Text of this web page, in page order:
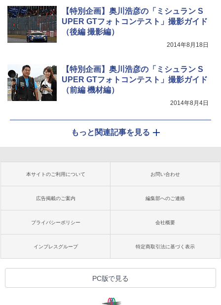
【特別企画】奥川浩彦の「ミシュラン S
UPER GTフォトコンテスト」撮影ガイド
（後編 撮影編）
2014年8月18日
【特別企画】奥川浩彦の「ミシュラン S
UPER GTフォトコンテスト」撮影ガイド
（前編 機材編）
2014年8月4日
もっと関連記事を見る
本サイトのご利用について お問い合わせ
広告掲載のご案内 編集部へのご連絡
プライバシーポリシー 会社概要
インプレスグループ 特定商取引法に基づく表示
PC版で見る